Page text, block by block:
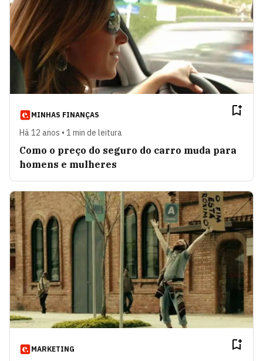
MINHAS FINANÇAS
Há 12 anos • 1 min de leitura
Como o preço do seguro do carro muda para
homens e mulheres
MARKETING